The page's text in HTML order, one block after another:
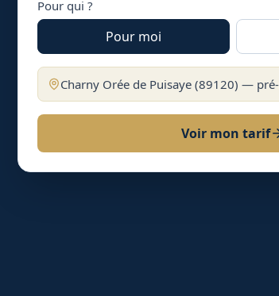
Pour qui ?
Pour moi
Charny Orée de Puisaye(89120) —
Voir mon tarif